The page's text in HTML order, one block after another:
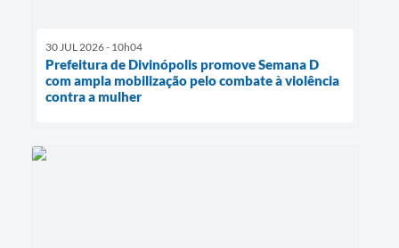
30 JUL 2026 - 10h04
Prefeitura de Divinópolis promove Semana D
com ampla mobilização pelo combate à violência
contra a mulher